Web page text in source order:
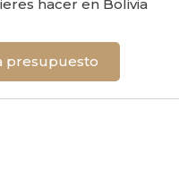
hacer en Bolivia
presupuesto